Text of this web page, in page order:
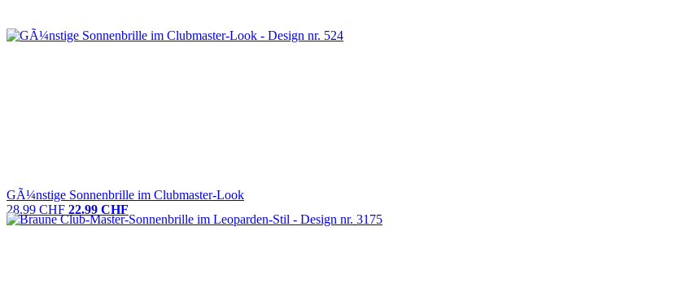
GÃ¼nstige Sonnenbrille im Clubmaster-Look
28.99 CHF 22.99 CHF